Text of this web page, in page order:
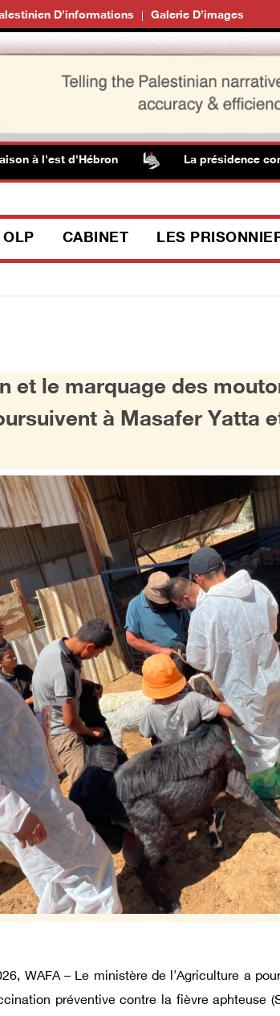
D’informations Galerie D’images
l'est d'Hébron La présidence
OLP CABINET LES
et le marquage des
à Masafer Yatta
WAFA – Le ministère de l'Agriculture a
préventive contre la fièvre aphteuse